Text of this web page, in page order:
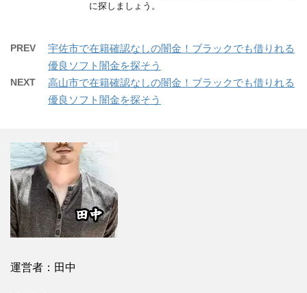
に探しましょう。
PREV
宇佐市で在籍確認なしの闇金！ブラックでも借りれる
優良ソフト闇金を探そう
NEXT
高山市で在籍確認なしの闇金！ブラックでも借りれる
優良ソフト闇金を探そう
運営者：田中